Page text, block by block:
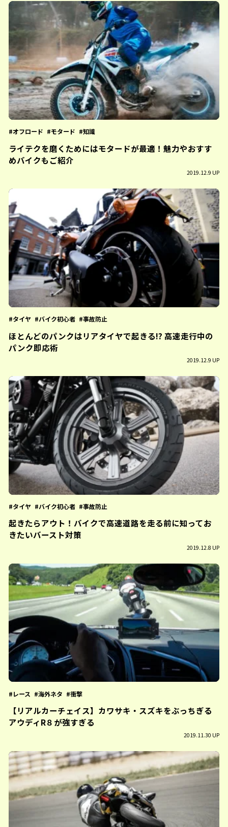
オフロード モタード 知識
ライテクを磨くためにはモタードが最適！魅力やおすす
めバイクもご紹介
2019.12.9 UP
タイヤ バイク初心者 事故防止
ほとんどのパンクはリアタイヤで起きる!? 高速走行中の
パンク即応術
2019.12.9 UP
タイヤ バイク初心者 事故防止
起きたらアウト！バイクで高速道路を走る前に知ってお
きたいバースト対策
2019.12.8 UP
レース 海外ネタ 衝撃
【リアルカーチェイス】カワサキ・スズキをぶっちぎる
アウディR８が強すぎる
2019.11.30 UP